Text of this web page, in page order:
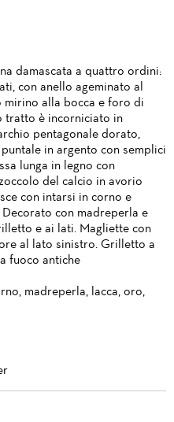
damascata a quattro ordini:
con anello ageminato al
mirino alla bocca e foro di
tratto è incorniciato in
pentagonale dorato,
in argento con semplici
lunga in legno con
del calcio in avorio
con intarsi in corno e
con madreperla e
e ai lati. Magliette con
al lato sinistro. Grilletto a
fuoco antiche
madreperla, lacca, oro,